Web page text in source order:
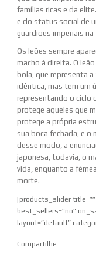
famílias ricas e da
e do status social de
guardiões imperiais
Os leões sempre
macho à direita. O
bola, que representa a
idêntica, mas tem um
representando o ciclo
protege aqueles que
protege a própria
sua boca fechada, e o
desse modo, a
japonesa, todavia, o
vida, enquanto a
morte.
[products_slider title=””
best_sellers=”no”
layout=”default”
Compartilhe